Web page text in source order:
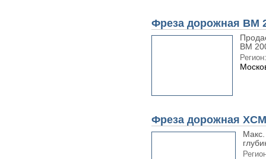
Фреза дорожная ВМ
ВМ
Регион:
Фреза дорожная